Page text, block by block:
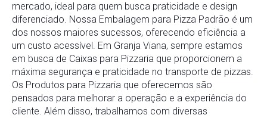
mercado, ideal para quem busca praticidade e design
diferenciado. Nossa Embalagem para Pizza Padrão é um
dos nossos maiores sucessos, oferecendo eficiência a
um custo acessível. Em Granja Viana, sempre estamos
em busca de Caixas para Pizzaria que proporcionem a
máxima segurança e praticidade no transporte de pizzas.
Os Produtos para Pizzaria que oferecemos são
pensados para melhorar a operação e a experiência do
cliente. Além disso, trabalhamos com diversas